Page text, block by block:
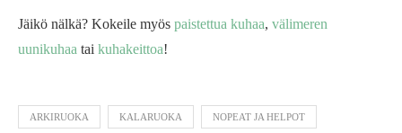
Jäikö nälkä? Kokeile myös paistettua kuhaa, välimeren
uunikuhaa tai kuhakeittoa!
ARKIRUOKA KALARUOKA NOPEAT JA HELPOT